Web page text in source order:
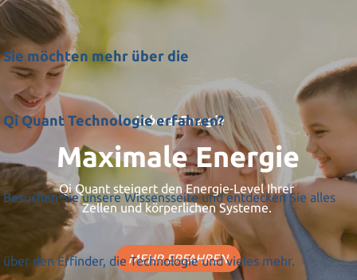
Sie möchten mehr über die
Qi Quant Technologie erfahren?
Besuchen Sie unsere Wissensseite und entdecken Sie alles
über den Erfinder, die Technologie und vieles mehr.
Lebens-Energie
Maximale Energie
Qi Quant steigert den Energie-Level Ihrer
Zellen und körperlichen Systeme.
MEHR ERFAHREN